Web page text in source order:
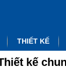
THIẾT KẾ
kế